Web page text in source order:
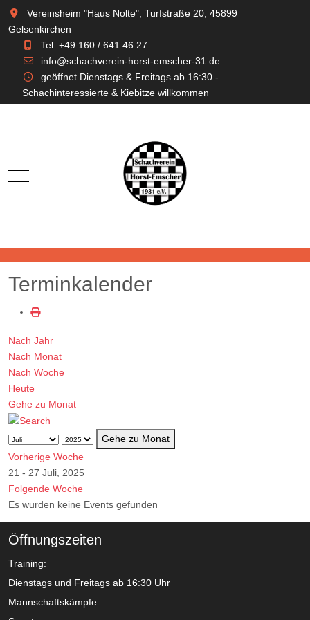
Vereinsheim "Haus Nolte", Turfstraße 20, 45899
Gelsenkirchen
Tel: +49 160 / 641 46 27
info@schachverein-horst-emscher-31.de
geöffnet Dienstags & Freitags ab 16:30 -
Schachinteressierte & Kiebitze willkommen
Mobile Menu Toggle
Terminkalender
Nach Jahr
Nach Monat
Nach Woche
Heute
Gehe zu Monat
Gehe zu Monat
Vorherige Woche
21 - 27 Juli, 2025
Folgende Woche
Es wurden keine Events gefunden
Öffnungszeiten
Training:
Dienstags und Freitags ab 16:30 Uhr
Mannschaftskämpfe: